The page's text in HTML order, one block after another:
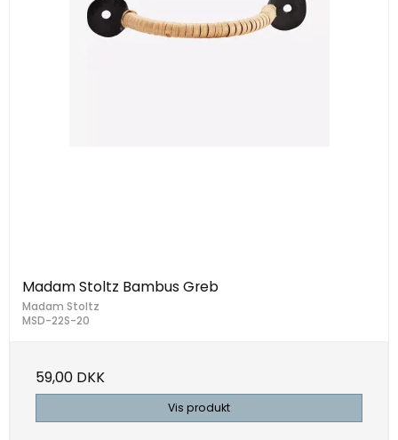
Madam Stoltz Bambus Greb
Madam Stoltz
MSD-22S-20
59,00 DKK
Vis produkt